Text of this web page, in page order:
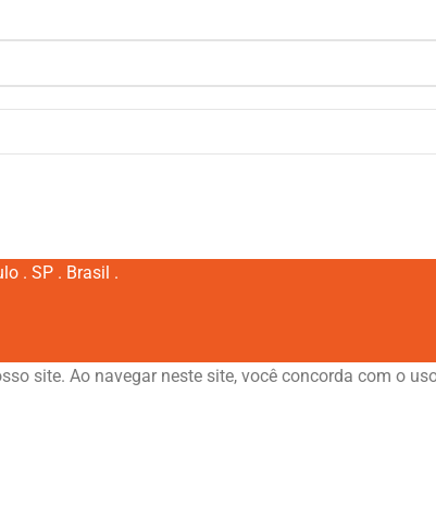
. SP . Brasil .
site. Ao navegar neste site, você concorda com o